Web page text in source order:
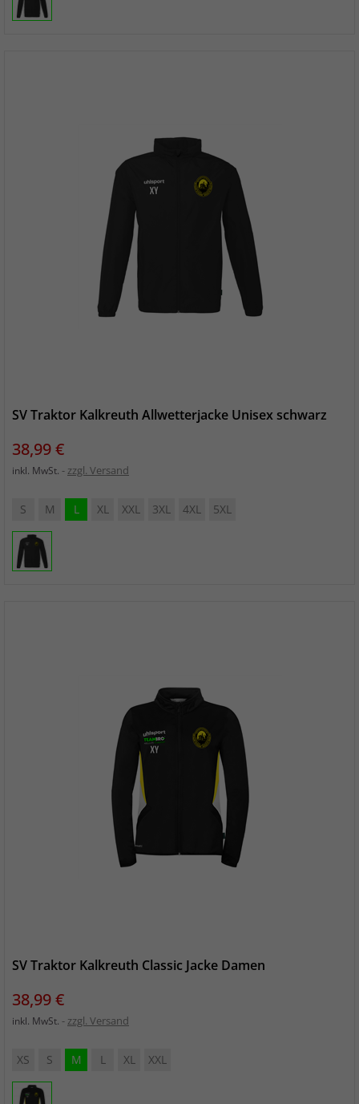
SV Traktor Kalkreuth Allwetterjacke Unisex schwarz
Preis
38,99 €
inkl. MwSt. zzgl. Versand
S M L XL XXL 3XL 4XL 5XL
SV Traktor Kalkreuth Classic Jacke Damen
Preis
38,99 €
inkl. MwSt. zzgl. Versand
XS S M L XL XXL